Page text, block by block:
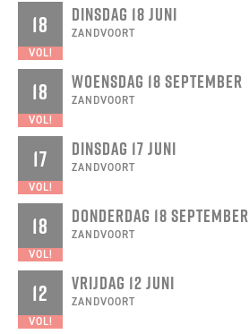
18
VOL!
DINSDAG 18 JUNI
ZANDVOORT
18
VOL!
WOENSDAG 18 SEPTEMBER
ZANDVOORT
17
VOL!
DINSDAG 17 JUNI
ZANDVOORT
18
VOL!
DONDERDAG 18 SEPTEMBER
ZANDVOORT
12
VOL!
VRIJDAG 12 JUNI
ZANDVOORT